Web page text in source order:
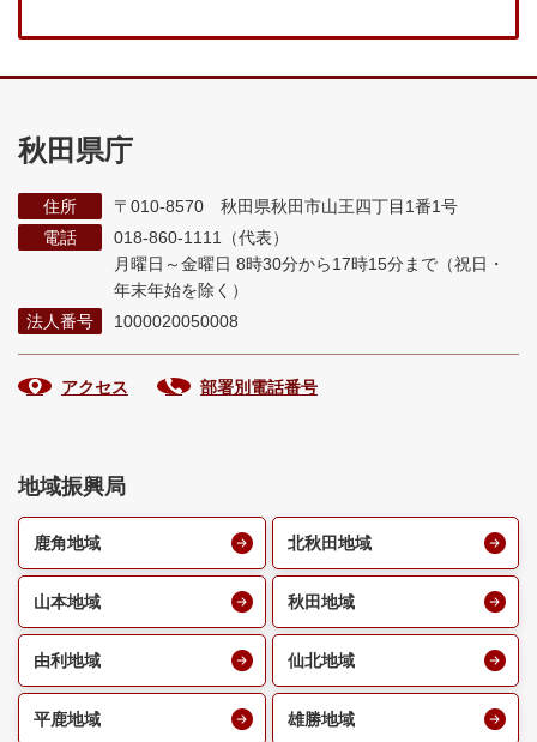
秋田県庁
住所
〒010-8570 秋田県秋田市山王四丁目1番1号
電話
018-860-1111（代表）
月曜日～金曜日 8時30分から17時15分まで （祝日・
年末年始を除く）
法人番号
1000020050008
アクセス 部署別電話番号
地域振興局
鹿角地域 北秋田地域
山本地域 秋田地域
由利地域 仙北地域
平鹿地域 雄勝地域